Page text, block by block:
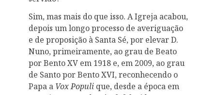
Sim, mas mais do que isso. A Igreja acabou,
depois um longo processo de averiguação
e de proposição à Santa Sé, por elevar D.
Nuno, primeiramente, ao grau de Beato
por Bento XV em 1918 e, em 2009, ao grau
de Santo por Bento XVI, reconhecendo o
Papa a Vox Populi que, desde a época em